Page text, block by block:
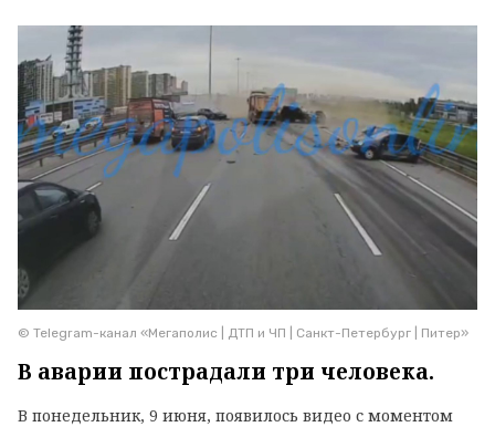
© Telegram-канал «Мегаполис | ДТП и ЧП | Санкт-Петербург | Питер»
В аварии пострадали три человека.
В понедельник, 9 июня, появилось видео с моментом